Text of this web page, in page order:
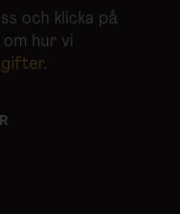
och klicka på
hur vi
.